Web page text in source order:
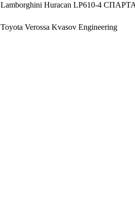
Lamborghini Huracan LP610-4
Toyota Verossa Kvasov Engineering